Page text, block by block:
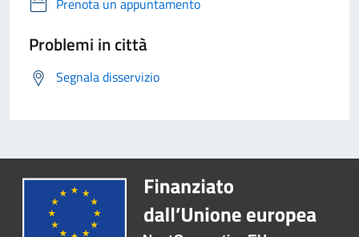
Prenota un appuntamento
Problemi in città
Segnala disservizio